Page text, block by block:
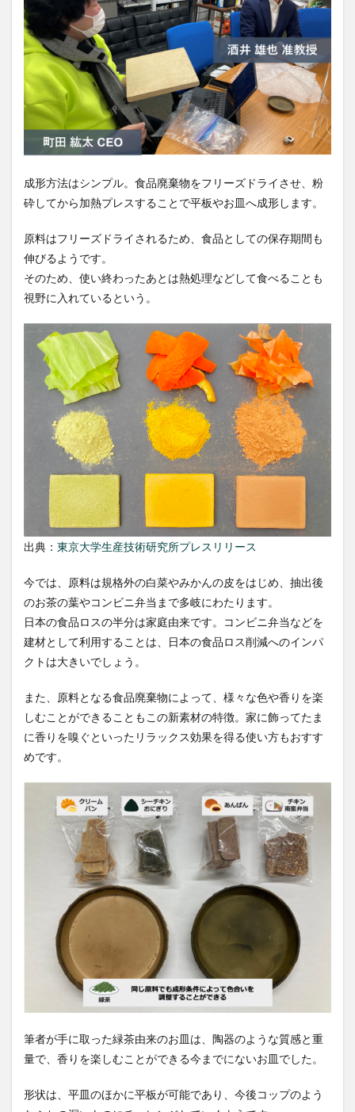
成形方法はシンプル。食品廃棄物をフリーズドライさせ、粉
砕してから加熱プレスすることで平板やお皿へ成形します。
原料はフリーズドライされるため、食品としての保存期間も
伸びるようです。
そのため、使い終わったあとは熱処理などして食べることも
視野に入れているという。
出典： 東京大学生産技術研究所プレスリリース
今では、原料は規格外の白菜やみかんの皮をはじめ、抽出後
のお茶の葉やコンビニ弁当まで多岐にわたります。
日本の食品ロスの半分は家庭由来です。コンビニ弁当などを
建材として利用することは、日本の食品ロス削減へのインパ
クトは大きいでしょう。
また、原料となる食品廃棄物によって、様々な色や香りを楽
しむことができることもこの新素材の特徴。家に飾ってたま
に香りを嗅ぐといったリラックス効果を得る使い方もおすす
めです。
筆者が手に取った緑茶由来のお皿は、陶器のような質感と重
量で、香りを楽しむことができる今までにないお皿でした。
形状は、平皿のほかに平板が可能であり、今後コップのよう